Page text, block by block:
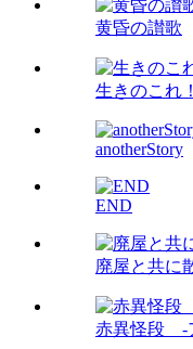
黄昏の讃歌
生きのこれ
anotherStory
END
廃屋と共に
赤異怪段 -